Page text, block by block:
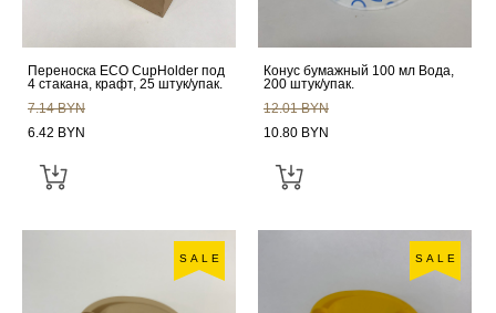
Переноска ECO CupHolder под
4 стакана, крафт, 25 штук/упак.
7.14 BYN
6.42 BYN
Конус бумажный 100 мл Вода,
200 штук/упак.
12.01 BYN
10.80 BYN
SALE SALE